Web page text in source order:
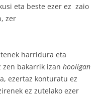
eta beste ezer ez zaio
zer
harridura eta
bakarrik izan hooligan
ezertaz konturatu ez
ez zutelako ezer